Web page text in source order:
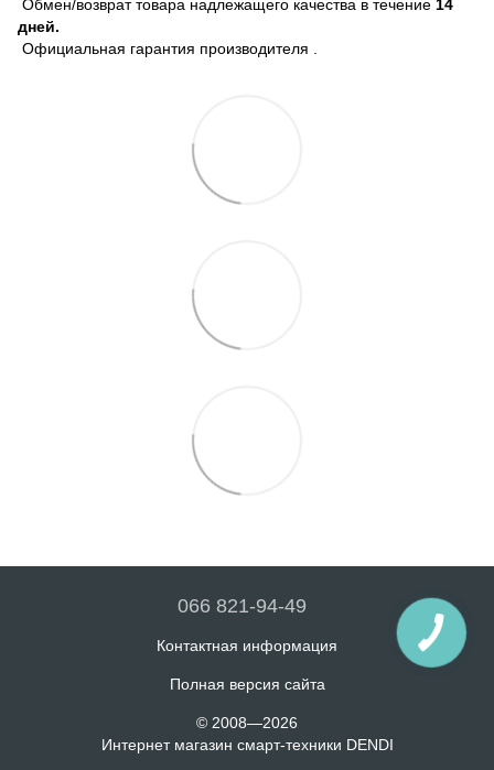
Обмен/возврат товара надлежащего качества в течение 14
дней.
Официальная гарантия производителя .
066 821-94-49
Контактная информация
Полная версия сайта
© 2008—2026
Интернет магазин смарт-техники DENDI